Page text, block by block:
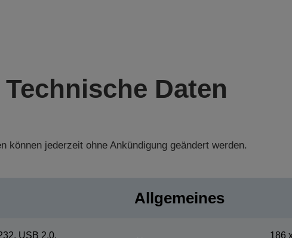
Technische Daten
können jederzeit ohne Ankündigung geändert werden.
USB 2.0,
Allgemeines
186‎